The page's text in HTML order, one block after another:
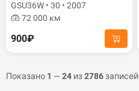
GSU36W • 30 • 2007
72 000 км
900₽
Показано 1 — 24 из2786записей